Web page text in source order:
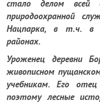
стало делом всей
природоохранной
Нацпарка, в т.ч. в
районах.
Уроженец деревни
живописном
учебникам. Его
поэтому лесные